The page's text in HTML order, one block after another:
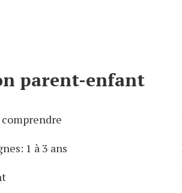
parent-enfant
1 à 3 ans